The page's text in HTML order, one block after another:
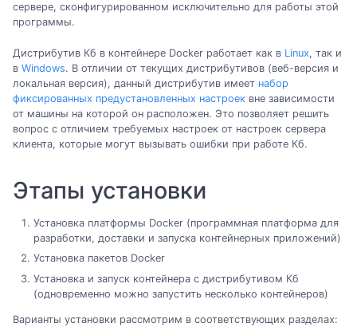
сервере, сконфигурированном исключительно для работы этой
программы.
Дистрибутив Кб в контейнере Docker работает как в Linux, так и
в Windows. В отличии от текущих дистрибутивов (веб-версия и
локальная версия), данный дистрибутив имеет набор
фиксированных предустановленных настроек вне зависимости
от машины на которой он расположен. Это позволяет решить
вопрос с отличием требуемых настроек от настроек сервера
клиента, которые могут вызывать ошибки при работе Кб.
Этапы установки
Установка платформы Docker (программная платформа для
разработки, доставки и запуска контейнерных приложений)
Установка пакетов Docker
Установка и запуск контейнера с дистрибутивом Кб
(одновременно можно запустить несколько контейнеров)
Варианты установки рассмотрим в соответствующих разделах: